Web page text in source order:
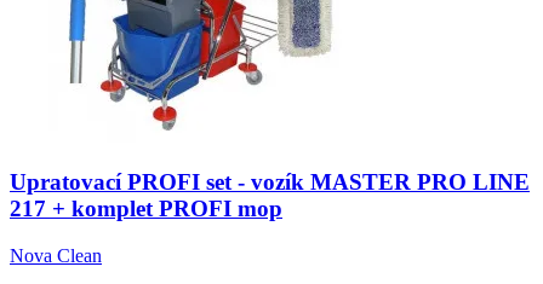
Upratovací PROFI set - vozík MASTER PRO LINE
217 + komplet PROFI mop
Nova Clean